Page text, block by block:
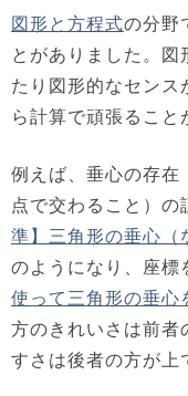
図形と方程式の分野
とがありました。図
たり図形的なセンス
ら計算で頑張ること
例えば、垂心の存在
点で交わること）の
準】三角形の垂心（
のようになり、座標
使って三角形の垂心
方のきれいさは前者
すさは後者の方が上